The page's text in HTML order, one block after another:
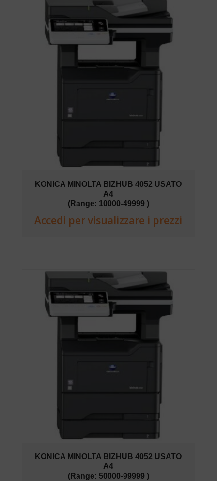
KONICA MINOLTA BIZHUB 4052 USATO
A4
(Range: 10000-49999 )
Accedi per visualizzare i prezzi
KONICA MINOLTA BIZHUB 4052 USATO
A4
(Range: 50000-99999 )